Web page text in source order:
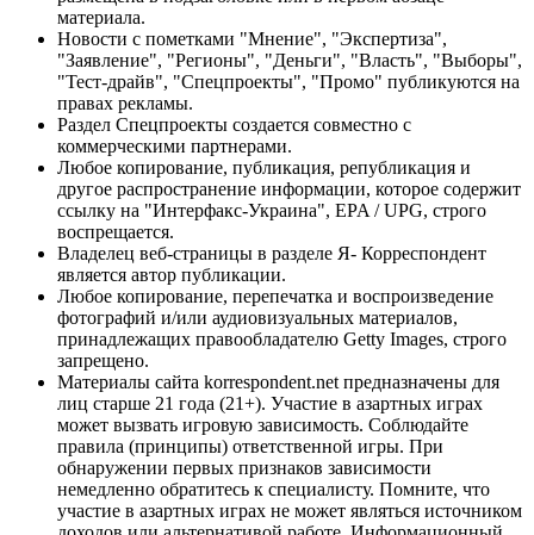
материала.
Новости с пометками "Мнение", "Экспертиза",
"Заявление", "Регионы", "Деньги", "Власть", "Выборы",
"Тест-драйв", "Спецпроекты", "Промо" публикуются на
правах рекламы.
Раздел Спецпроекты создается совместно с
коммерческими партнерами.
Любое копирование, публикация, републикация и
другое распространение информации, которое содержит
ссылку на "Интерфакс-Украина", EPA / UPG, строго
воспрещается.
Владелец веб-страницы в разделе Я- Корреспондент
является автор публикации.
Любое копирование, перепечатка и воспроизведение
фотографий и/или аудиовизуальных материалов,
принадлежащих правообладателю Getty Images, строго
запрещено.
Материалы сайта korrespondent.net предназначены для
лиц старше 21 года (21+). Участие в азартных играх
может вызвать игровую зависимость. Соблюдайте
правила (принципы) ответственной игры. При
обнаружении первых признаков зависимости
немедленно обратитесь к специалисту. Помните, что
участие в азартных играх не может являться источником